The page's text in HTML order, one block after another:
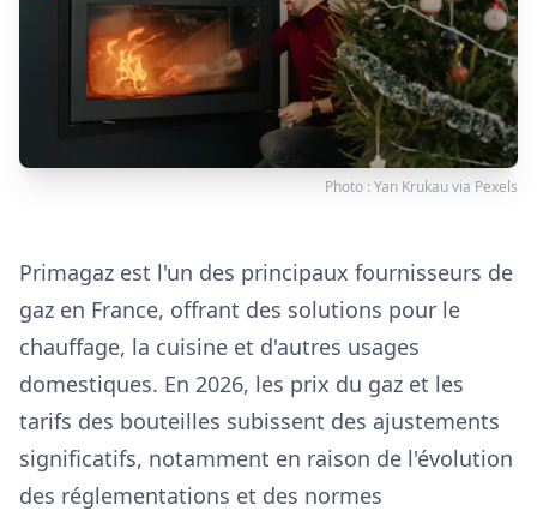
Photo :Yan Krukauvia Pexels
Primagaz est l'un des principaux fournisseurs de
gaz en France, offrant des solutions pour le
chauffage, la cuisine et d'autres usages
domestiques. En 2026, les prix du gaz et les
tarifs des bouteilles subissent des ajustements
significatifs, notamment en raison de l'évolution
des réglementations et des normes